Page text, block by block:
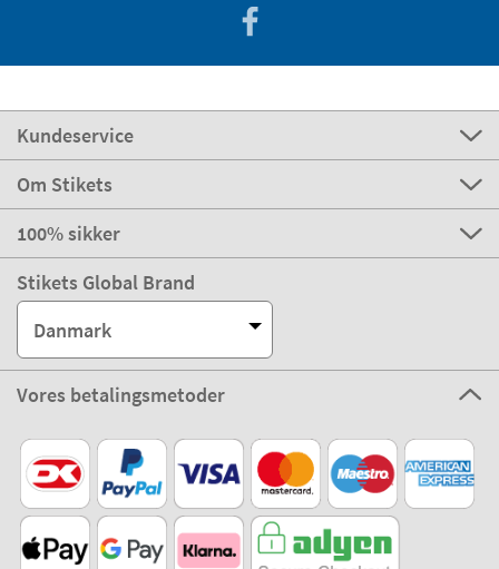
Kundeservice
Om Stikets
100% sikker
Stikets Global Brand
Danmark
Vores betalingsmetoder